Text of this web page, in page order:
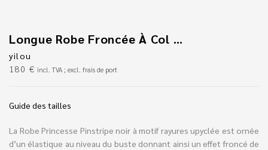
Longue Robe Froncée À Col Carré
yilou
180 € incl. TVA ; excl. frais de port
Guide des tailles
La Robe Princesse Pinstripe noir à motif rayures upyclée est ornée
d’un élastique au niveau du buste donnant ainsi un effet froncé de